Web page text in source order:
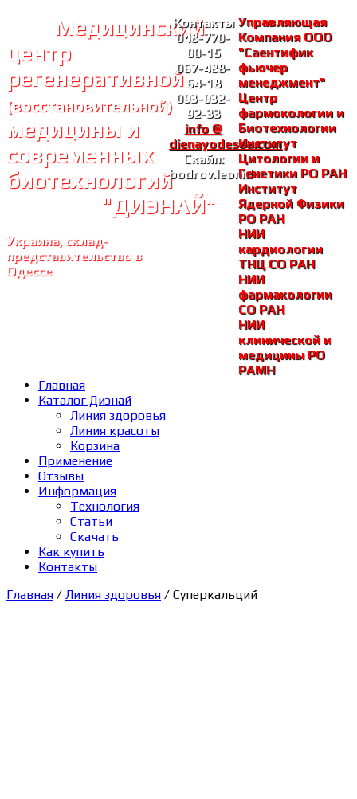
Медицинский
центр
регенеративной
(восстановительной)
медицины и
современных
биотехнологий
"ДИЭНАЙ"
Украина, склад-
представительство в
Одессе
Контакты
048-770-
00-15
067-488-
64-18
093-032-
92-33
info @
dienayodessa.com
Скайп:
bodrov.leonid
Управляющая
Компания ООО
"Саентифик
фьючер
менеджмент"
Центр
фармокологии и
Биотехнологии
Институт
Цитологии и
Генетики РО РАH
Институт
Ядерной Физики
РО РАH
НИИ
кардиологии
ТНЦ СО РАH
НИИ
фармакологии
СО РАH
НИИ
клинической и
медицины РО
РАМH
Главная
Каталог Диэнай
Линия здоровья
Линия красоты
Корзина
Применение
Отзывы
Информация
Технология
Статьи
Скачать
Как купить
Контакты
Главная / Линия здоровья / Суперкальций